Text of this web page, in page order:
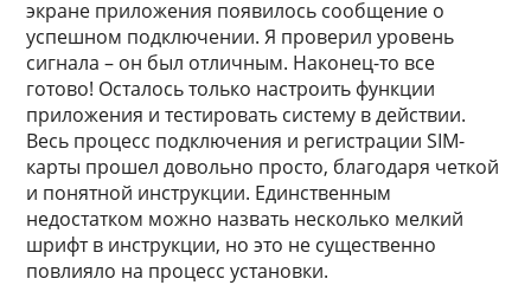
экране приложения появилось сообщение о
успешном подключении. Я проверил уровень
сигнала – он был отличным. Наконец-то все
готово! Осталось только настроить функции
приложения и тестировать систему в действии.
Весь процесс подключения и регистрации SIM-
карты прошел довольно просто, благодаря четкой
и понятной инструкции. Единственным
недостатком можно назвать несколько мелкий
шрифт в инструкции, но это не существенно
повлияло на процесс установки.